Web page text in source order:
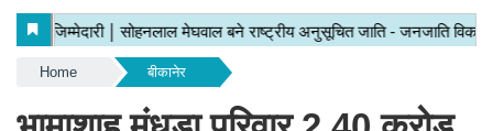
Home बीकानेर